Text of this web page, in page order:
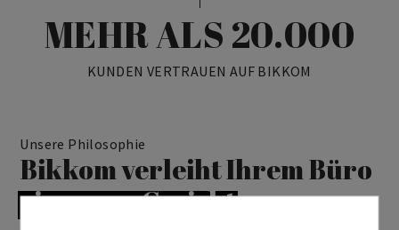
MEHR ALS 20.000
KUNDEN VERTRAUEN AUF BIKKOM
Unsere Philosophie
Bikkom verleiht Ihrem Büro
ein neues Gesicht